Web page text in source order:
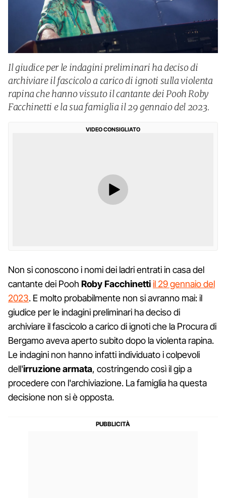
Il giudice per le indagini preliminari ha deciso di
archiviare il fascicolo a carico di ignoti sulla violenta
rapina che hanno vissuto il cantante dei Pooh Roby
Facchinetti e la sua famiglia il 29 gennaio del 2023.
VIDEO CONSIGLIATO
Non si conoscono i nomi dei ladri entrati in casa del
cantante dei Pooh Roby Facchinettiil 29 gennaio del
2023. E molto probabilmente non si avranno mai: il
giudice per le indagini preliminari ha deciso di
archiviare il fascicolo a carico di ignoti che la Procura di
Bergamo aveva aperto subito dopo la violenta rapina.
Le indagini non hanno infatti individuato i colpevoli
dell'irruzione armata, costringendo così il gip a
procedere con l'archiviazione. La famiglia ha questa
decisione non si è opposta.